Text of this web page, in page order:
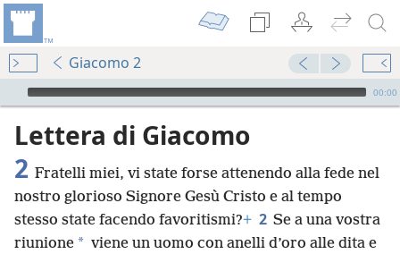
Giacomo 2
Audio Player
00:00
Lettera di Giacomo
2 Fratelli miei, vi state forse attenendo alla fede nel
nostro glorioso Signore Gesù Cristo e al tempo
stesso state facendo favoritismi?+ 2 Se a una vostra
riunione * viene un uomo con anelli d’oro alle dita e